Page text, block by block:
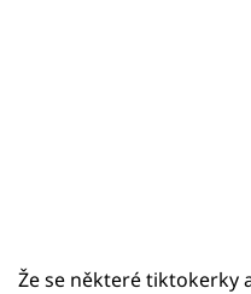
Že se některé tiktokerky